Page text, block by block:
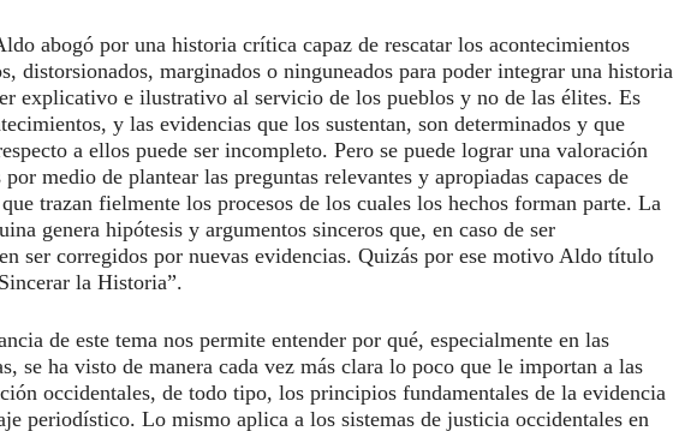
abogó por una historia crítica capaz de rescatar los acontecimientos
distorsionados, marginados o ninguneados para poder integrar una historia
explicativo e ilustrativo al servicio de los pueblos y no de las élites. Es
y las evidencias que los sustentan, son determinados y que
a ellos puede ser incompleto. Pero se puede lograr una valoración
medio de plantear las preguntas relevantes y apropiadas capaces de
que trazan fielmente los procesos de los cuales los hechos forman parte. La
genera hipótesis y argumentos sinceros que, en caso de ser
ser corregidos por nuevas evidencias. Quizás por ese motivo Aldo título
la Historia”.
de este tema nos permite entender por qué, especialmente en las
se ha visto de manera cada vez más clara lo poco que le importan a las
occidentales, de todo tipo, los principios fundamentales de la evidencia
periodístico. Lo mismo aplica a los sistemas de justicia occidentales en